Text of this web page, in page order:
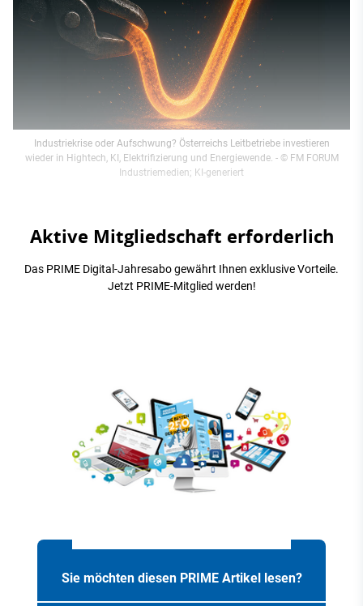
Industriekrise oder Aufschwung? Österreichs Leitbetriebe investieren
wieder in Hightech, KI, Elektrifizierung und Energiewende. - © FM FORUM
Industriemedien; KI-generiert
Aktive Mitgliedschaft erforderlich
Das PRIME Digital-Jahresabo gewährt Ihnen exklusive Vorteile.
Jetzt PRIME-Mitglied werden!
Sie möchten diesen PRIME Artikel lesen?